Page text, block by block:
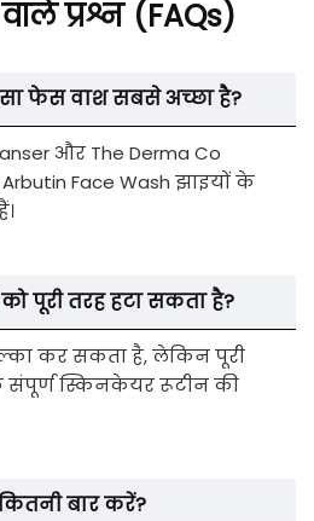
प्रश्न (FAQs)
फेस वाश सबसे अच्छा है?
और The Derma Co
Face Wash झाइयों के
पूरी तरह हटा सकता है?
कर सकता है, लेकिन पूरी
स्किनकेयर रूटीन की
बार करें?